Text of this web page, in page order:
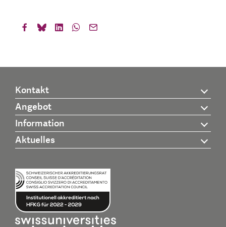
Kontakt
Angebot
Information
Aktuelles